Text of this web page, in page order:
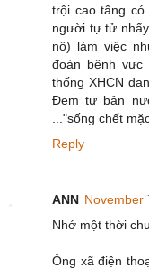
trội cao tẩng
người tự tử
nô) làm việc
đoàn bênh
thống XHCN
Đem tư bản
..."sống chết
Reply
ANN November
Nhớ một thời
Ông xã điện